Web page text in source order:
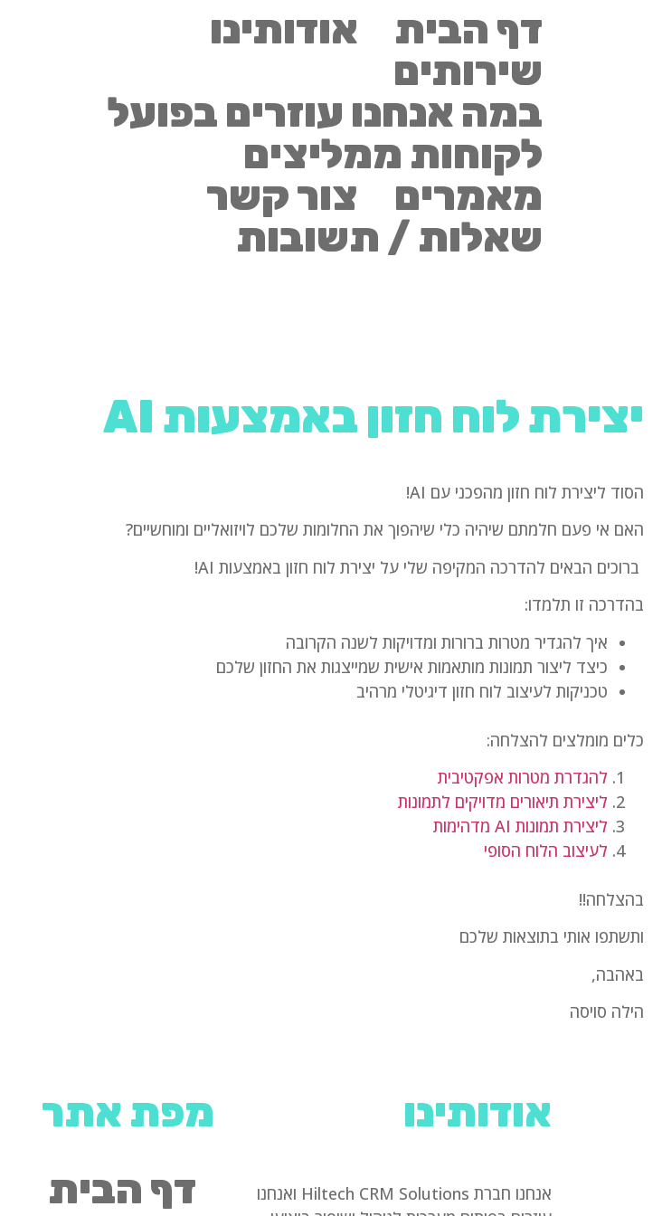
דף הבית
אודותינו
שירותים
במה אנחנו עוזרים בפועל
לקוחות ממליצים
מאמרים
צור קשר
שאלות / תשובות
יצירת לוח חזון באמצעות AI
הסוד ליצירת לוח חזון מהפכני עם AI!
האם אי פעם חלמתם שיהיה כלי שיהפוך את החלומות שלכם לויזואליים ומוחשיים?
ברוכים הבאים להדרכה המקיפה שלי על יצירת לוח חזון באמצעות AI!
בהדרכה זו תלמדו:
איך להגדיר מטרות ברורות ומדויקות לשנה הקרובה
כיצד ליצור תמונות מותאמות אישית שמייצגות את החזון שלכם
טכניקות לעיצוב לוח חזון דיגיטלי מרהיב
כלים מומלצים להצלחה:
להגדרת מטרות אפקטיבית
ליצירת תיאורים מדויקים לתמונות
ליצירת תמונות AI מדהימות
לעיצוב הלוח הסופי
בהצלחה!!
ותשתפו אותי בתוצאות שלכם
באהבה,
הילה סויסה
אודותינו
אנחנו חברת Hiltech CRM Solutions ואנחנו
מפת אתר
דף הבית